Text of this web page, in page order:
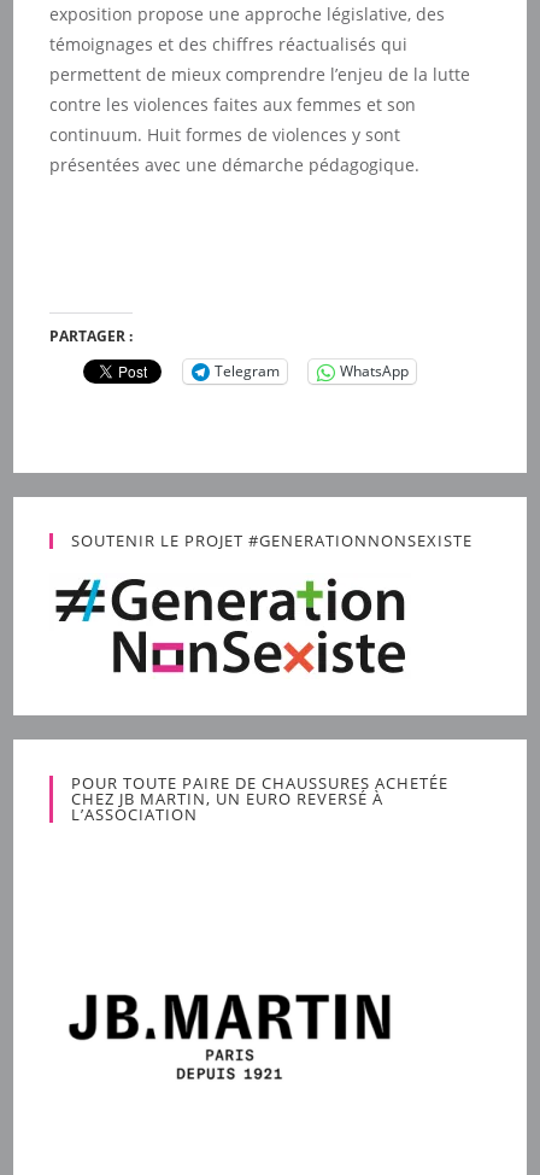
exposition propose une approche législative, des
témoignages et des chiffres réactualisés qui
permettent de mieux comprendre l’enjeu de la lutte
contre les violences faites aux femmes et son
continuum. Huit formes de violences y sont
présentées avec une démarche pédagogique.
PARTAGER :
Telegram
WhatsApp
SOUTENIR LE PROJET #GENERATIONNONSEXISTE
POUR TOUTE PAIRE DE CHAUSSURES ACHETÉE
CHEZ JB MARTIN, UN EURO REVERSÉ À
L’ASSOCIATION